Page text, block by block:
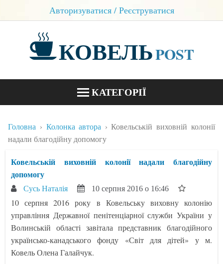
Авторизуватися / Реєструватися
КОВЕЛЬPOST
КАТЕГОРІЇ
БЛОГИ
КОНТАКТИ
Головна Колонка автора
Ковельській виховній колонії
надали благодійну допомогу
Ковельській виховній колонії надали благодійну
допомогу
Сусь Наталія 10 серпня 2016 о 16:46
10 серпня 2016 року в Ковельську виховну колонію
управління Державної пенітенціарної служби України у
Волинській області завітала представник благодійного
українсько-канадського фонду «Світ для дітей» у м.
Ковель Олена Галайчук.